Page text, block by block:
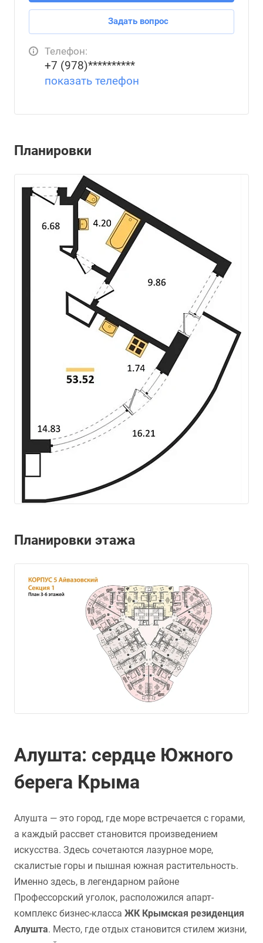
Задать вопрос
Телефон:
+7 (978)**********
показать телефон
Планировки
Планировки этажа
Алушта: сердце Южного
берега Крыма
Алушта — это город, где море встречается с горами,
а каждый рассвет становится произведением
искусства. Здесь сочетаются лазурное море,
скалистые горы и пышная южная растительность.
Именно здесь, в легендарном районе
Профессорский уголок, расположился апарт-
комплекс бизнес-класса ЖК Крымская резиденция
Алушта. Место, где отдых становится стилем жизни,